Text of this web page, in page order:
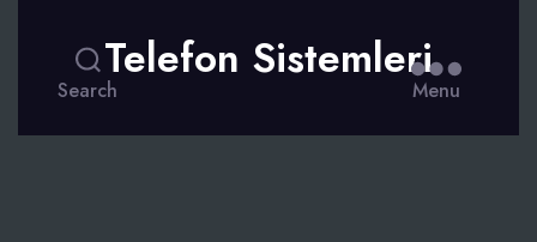
Search
Telefon Sistemleri
Menu